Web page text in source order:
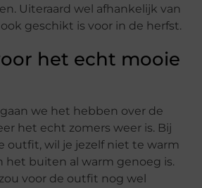
Uiteraard wel afhankelijk van
geschikt is voor in de herfst.
het echt mooie
we het hebben over de
het echt zomers weer is. Bij
outfit, wil je jezelf niet te warm
het buiten al warm genoeg is.
voor de outfit nog wel